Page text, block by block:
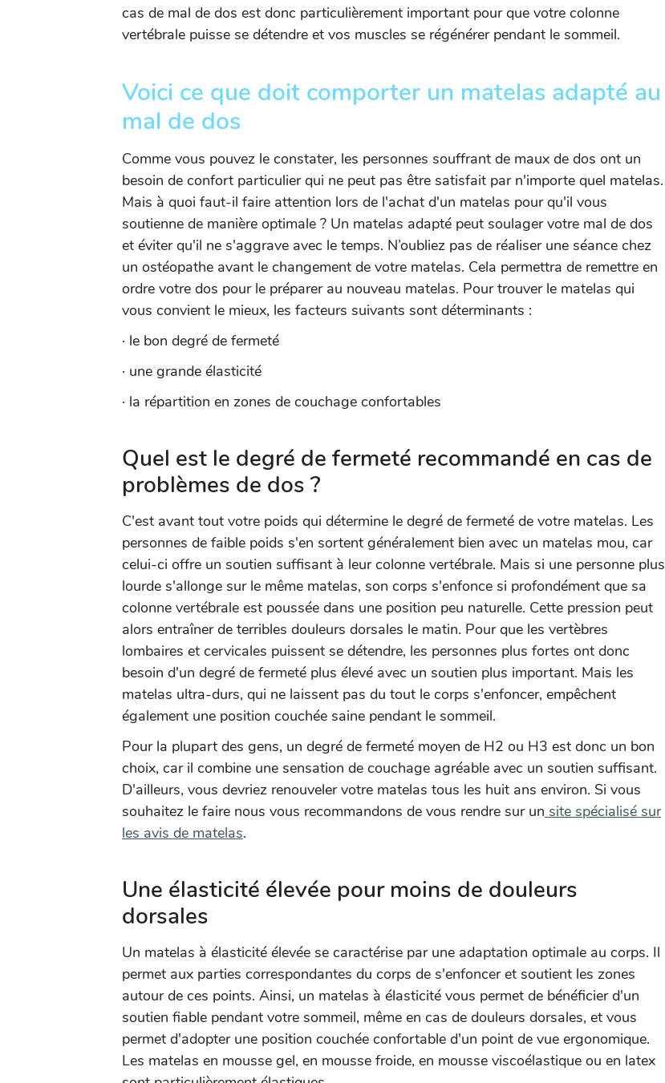
cas de mal de dos est donc particulièrement important pour que votre colonne
vertébrale puisse se détendre et vos muscles se régénérer pendant le sommeil.
Voici ce que doit comporter un matelas adapté au
mal de dos
Comme vous pouvez le constater, les personnes souffrant de maux de dos ont un
besoin de confort particulier qui ne peut pas être satisfait par n'importe quel matelas.
Mais à quoi faut-il faire attention lors de l'achat d'un matelas pour qu'il vous
soutienne de manière optimale ? Un matelas adapté peut soulager votre mal de dos
et éviter qu'il ne s'aggrave avec le temps. N’oubliez pas de réaliser une séance chez
un ostéopathe avant le changement de votre matelas. Cela permettra de remettre en
ordre votre dos pour le préparer au nouveau matelas. Pour trouver le matelas qui
vous convient le mieux, les facteurs suivants sont déterminants :
· le bon degré de fermeté
· une grande élasticité
· la répartition en zones de couchage confortables
Quel est le degré de fermeté recommandé en cas de
problèmes de dos ?
C'est avant tout votre poids qui détermine le degré de fermeté de votre matelas. Les
personnes de faible poids s'en sortent généralement bien avec un matelas mou, car
celui-ci offre un soutien suffisant à leur colonne vertébrale. Mais si une personne plus
lourde s'allonge sur le même matelas, son corps s'enfonce si profondément que sa
colonne vertébrale est poussée dans une position peu naturelle. Cette pression peut
alors entraîner de terribles douleurs dorsales le matin. Pour que les vertèbres
lombaires et cervicales puissent se détendre, les personnes plus fortes ont donc
besoin d'un degré de fermeté plus élevé avec un soutien plus important. Mais les
matelas ultra-durs, qui ne laissent pas du tout le corps s'enfoncer, empêchent
également une position couchée saine pendant le sommeil.
Pour la plupart des gens, un degré de fermeté moyen de H2 ou H3 est donc un bon
choix, car il combine une sensation de couchage agréable avec un soutien suffisant.
D'ailleurs, vous devriez renouveler votre matelas tous les huit ans environ. Si vous
souhaitez le faire nous vous recommandons de vous rendre sur un site spécialisé sur
les avis de matelas.
Une élasticité élevée pour moins de douleurs
dorsales
Un matelas à élasticité élevée se caractérise par une adaptation optimale au corps. Il
permet aux parties correspondantes du corps de s'enfoncer et soutient les zones
autour de ces points. Ainsi, un matelas à élasticité vous permet de bénéficier d'un
soutien fiable pendant votre sommeil, même en cas de douleurs dorsales, et vous
permet d'adopter une position couchée confortable d'un point de vue ergonomique.
Les matelas en mousse gel, en mousse froide, en mousse viscoélastique ou en latex